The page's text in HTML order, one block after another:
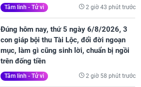
Tâm linh - Tử vi 2 giờ 43 phút trước
Đúng hôm nay, thứ 5 ngày 6/8/2026, 3
con giáp bội thu Tài Lộc, đổi đời ngoạn
mục, làm gì cũng sinh lời, chuẩn bị ngồi
trên đống tiền
Tâm linh - Tử vi 2 giờ 58 phút trước